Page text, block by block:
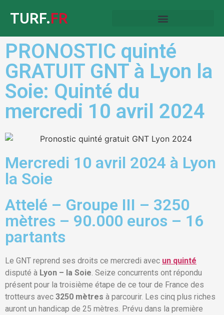
TURF.FR
PRONOSTIC quinté
GRATUIT GNT à Lyon la
Soie: Quinté du
mercredi 10 avril 2024
Mercredi 10 avril 2024 à Lyon
la Soie
Attelé – Groupe III – 3250
mètres – 90.000 euros – 16
partants
Le GNT reprend ses droits ce mercredi avec un quinté
disputé à Lyon – la Soie . Seize concurrents ont répondu
présent pour la troisième étape de ce tour de France des
trotteurs avec 3250 mètres à parcourir. Les cinq plus riches
auront un handicap de 25 mètres. Prévu dans la première